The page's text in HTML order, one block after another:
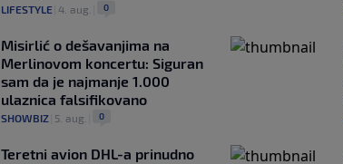
LIFESTYLE 4. aug. 0
Misirlić o dešavanjima na
Merlinovom koncertu: Siguran
sam da je najmanje 1.000
ulaznica falsifikovano
SHOWBIZ 5. aug. 0
Teretni avion DHL-a prinudno